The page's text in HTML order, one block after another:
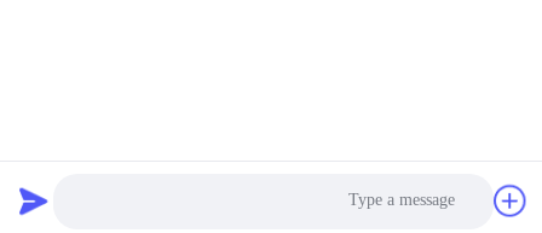
Saint-Deli Household Articles Co., Ltd. . كل الحقوق محفوظة.